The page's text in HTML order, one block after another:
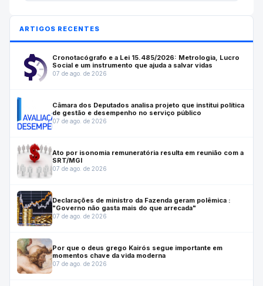
ARTIGOS RECENTES
Cronotacógrafo e a Lei 15.485/2026: Metrologia, Lucro
Social e um instrumento que ajuda a salvar vidas
07 de ago. de 2026
Câmara dos Deputados analisa projeto que institui política
de gestão e desempenho no serviço público
07 de ago. de 2026
Ato por isonomia remuneratória resulta em reunião com a
SRT/MGI
07 de ago. de 2026
Declarações de ministro da Fazenda geram polêmica :
"Governo não gasta mais do que arrecada"
07 de ago. de 2026
Por que o deus grego Kairós segue importante em
momentos chave da vida moderna
07 de ago. de 2026